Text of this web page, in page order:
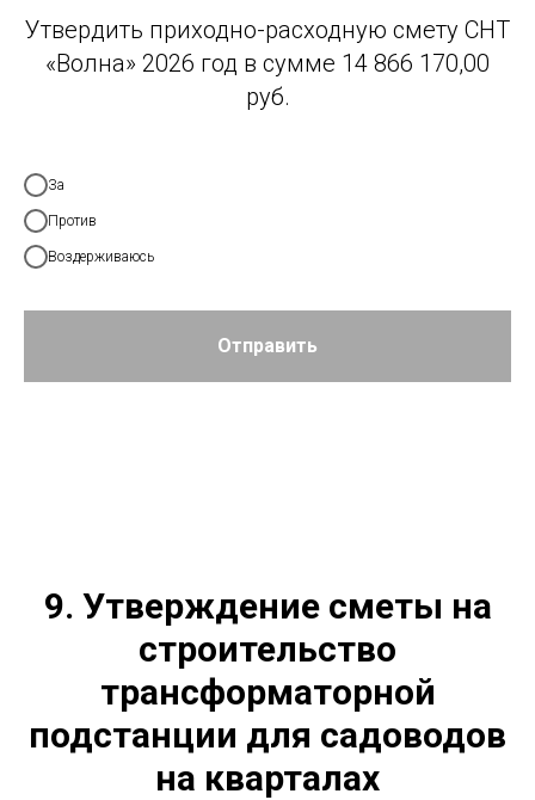
Утвердить приходно-расходную смету СНТ
«Волна» 2026 год в сумме 14 866 170,00
руб.
За
Против
Воздерживаюсь
Отправить
9. Утверждение сметы на
строительство
трансформаторной
подстанции для садоводов
на кварталах